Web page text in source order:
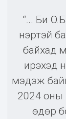
“... Би
нэртэй
байхад
ирэхэд
мэдэж
2024 оны
өдөр